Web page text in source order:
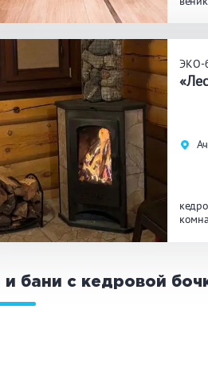
ФИЛЬТРЫ
ЭКО-
бани с кедровой